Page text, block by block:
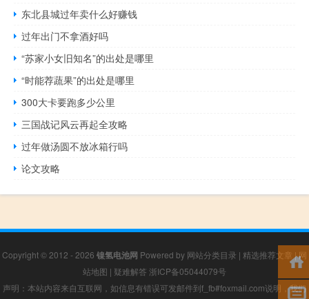
东北县城过年卖什么好赚钱
过年出门不拿酒好吗
“苏家小女旧知名”的出处是哪里
“时能荐蔬果”的出处是哪里
300大卡要跑多少公里
三国战记风云再起全攻略
过年做汤圆不放冰箱行吗
论文攻略
Copyright © 2012 - 2026 镍氢电池网 Powered by 网站分类目录 | 精选推荐文章 |网
站地图 | 疑难解答 浙ICP备05044079号
声明：本站内容来自互联网，如信息有错误可发邮件到f_fb#foxmail.com说明，我们